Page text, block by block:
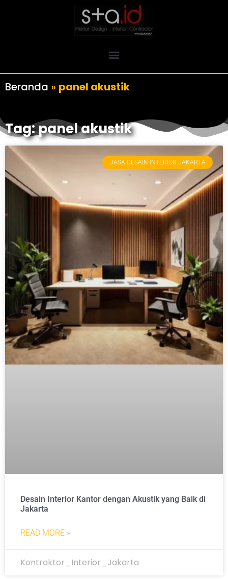
Beranda » panel akustik
Tag: panel akustik
JASA DESAIN INTERIOR JAKARTA
Desain Interior Kantor dengan Akustik yang Baik di
Jakarta
READ MORE »
Kontraktor_Interior_Jakarta